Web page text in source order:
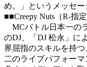
め。」というメッセー
■■Creepy Nuts（R-指
MCバトル日本一の
のDJ、「DJ 松永」に
界屈指のスキルを持
二のライブパフォー